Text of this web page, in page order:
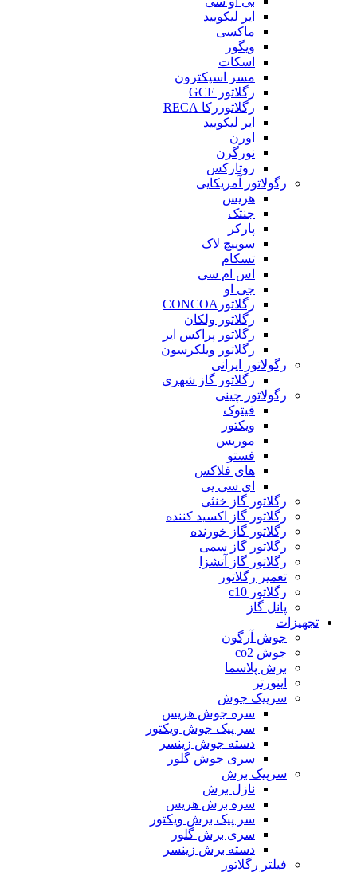
ایر لیکویید
ماکسی
ویگور
اسکات
مسر اسپکترون
رگلاتور GCE
رگلاتوررکا RECA
ایر لیکویید
اورن
نورگرن
روتارکس
رگولاتور آمریکایی
هریس
جنتک
پارکر
سوییچ لاک
تسکام
اس ام سی
جی او
رگلاتورCONCOA
رگلاتور ولکان
رگلاتور پراکس ایر
رگلاتور ویلکرسون
رگولاتور ایرانی
رگلاتور گاز شهری
رگولاتور چینی
فیتوک
ویکتور
موریس
فستو
های فلاکس
ای سی یی
رگلاتور گاز خنثی
رگلاتور گاز اکسید کننده
رگلاتور گاز خورنده
رگلاتور گاز سمی
رگلاتور گاز آتشزا
تعمیر رگلاتور
رگلاتور c10
پانل گاز
تجهیزات
جوش آرگون
جوش co2
برش پلاسما
اینورتر
سرپیک جوش
سره جوش هریس
سر پیک جوش ویکتور
دسته جوش زینسر
سری جوش گلور
سرپیک برش
نازل برش
سره برش هریس
سر پیک برش ویکتور
سری برش گلور
دسته برش زینسر
فیلتر رگلاتور